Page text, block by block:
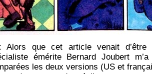
Alors que cet article venait
émérite Bernard Joubert
les deux versions (US et